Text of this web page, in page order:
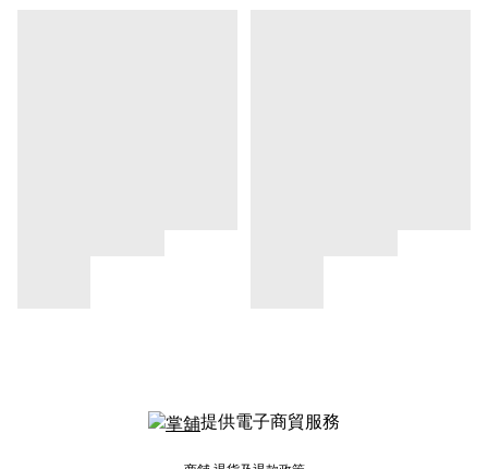
提供電子商貿服務